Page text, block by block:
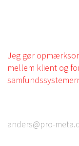
Jeg gør
mellem klient og
anders@pro-